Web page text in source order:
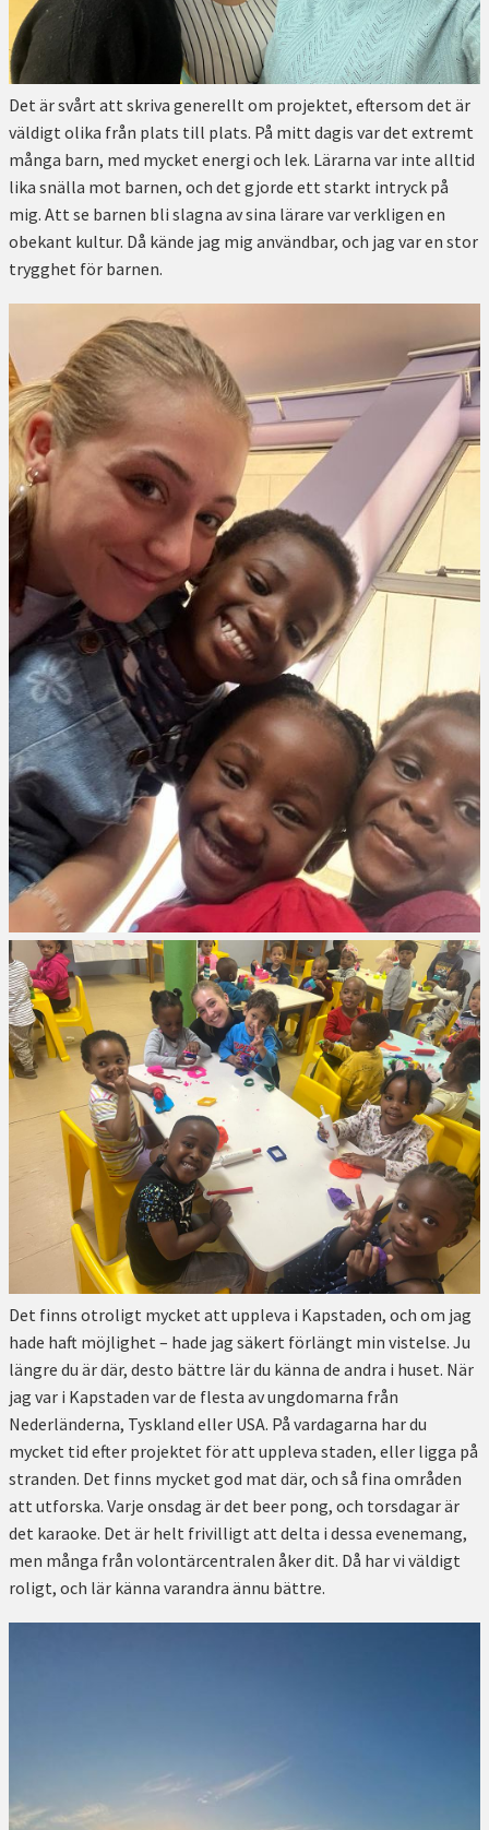
Det är svårt att skriva generellt om projektet, eftersom det är
väldigt olika från plats till plats. På mitt dagis var det extremt
många barn, med mycket energi och lek. Lärarna var inte alltid
lika snälla mot barnen, och det gjorde ett starkt intryck på
mig. Att se barnen bli slagna av sina lärare var verkligen en
obekant kultur. Då kände jag mig användbar, och jag var en stor
trygghet för barnen.
Det finns otroligt mycket att uppleva i Kapstaden, och om jag
hade haft möjlighet – hade jag säkert förlängt min vistelse. Ju
längre du är där, desto bättre lär du känna de andra i huset. När
jag var i Kapstaden var de flesta av ungdomarna från
Nederländerna, Tyskland eller USA. På vardagarna har du
mycket tid efter projektet för att uppleva staden, eller ligga på
stranden. Det finns mycket god mat där, och så fina områden
att utforska. Varje onsdag är det beer pong, och torsdagar är
det karaoke. Det är helt frivilligt att delta i dessa evenemang,
men många från volontärcentralen åker dit. Då har vi väldigt
roligt, och lär känna varandra ännu bättre.